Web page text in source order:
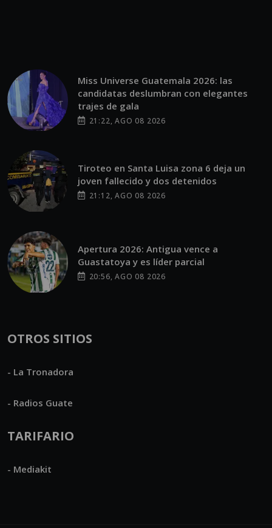
Miss Universe Guatemala 2026: las
candidatas deslumbran con elegantes
trajes de gala
21:22, AGO 08 2026
Tiroteo en Santa Luisa zona 6 deja un
joven fallecido y dos detenidos
21:12, AGO 08 2026
Apertura 2026: Antigua vence a
Guastatoya y es líder parcial
20:56, AGO 08 2026
OTROS SITIOS
- La Tronadora
- Radios Guate
TARIFARIO
- Mediakit